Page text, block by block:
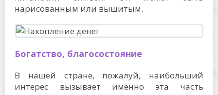
нарисованным или вышитым.
Богатство, благосостояние
В нашей стране, пожалуй, наибольший
интерес вызывает именно эта часть